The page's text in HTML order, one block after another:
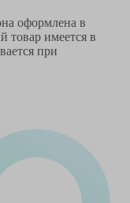
оформлена в
товар имеется в
при